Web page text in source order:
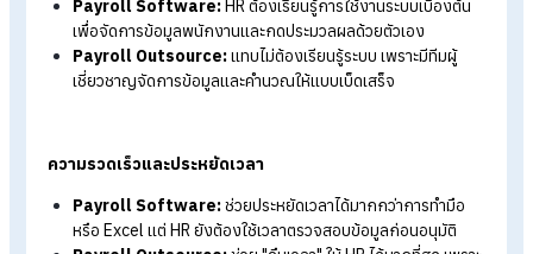
ที่คุณหรือทีม HR ภายในบริษัทใช้เป็นเครื่องมือในการกรอกข้อ
และคำนวณเงินเดือนด้วยตัวเอง ระบบจะช่วยอัตโนมัติในเรื่อง
คำนวณตัวเลขและออกสลิปเงินเดือนให้ทันที
เปรียบเทียบความต่างระหว่าง Payroll
กับ Payroll Software
เพื่อให้การพิจารณาเลือกเครื่องมือช่วยจัดการเงินเดือนสะดวกมา